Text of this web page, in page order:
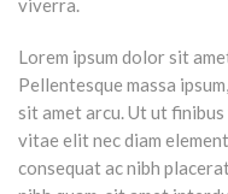
viverra.
Lorem ipsum dolor sit
Pellentesque massa
sit amet arcu. Ut ut
vitae elit nec diam
consequat ac nibh